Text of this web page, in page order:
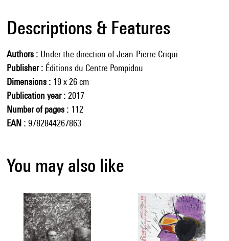
Descriptions & Features
Authors
Under the direction of Jean-Pierre Criqui
Publisher
Éditions du Centre Pompidou
Dimensions
19 x 26 cm
Publication year
2017
Number of pages
112
EAN
9782844267863
You may also like